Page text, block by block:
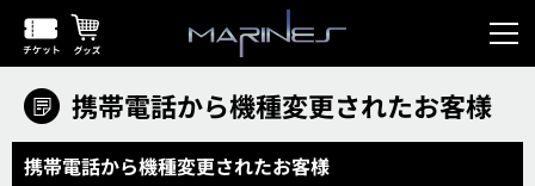
携帯電話から機種変更されたお客様
携帯電話から機種変更されたお客様